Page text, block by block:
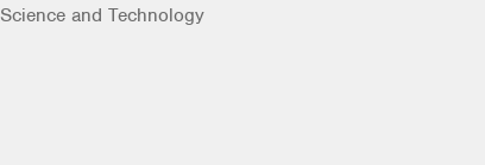
Science and Technology